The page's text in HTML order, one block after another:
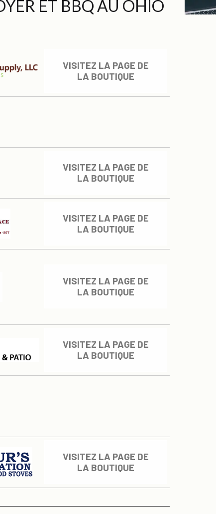
ET BBQ AU OHIO
VISITEZ LA PAGE DE
LA BOUTIQUE
VISITEZ LA PAGE DE
LA BOUTIQUE
VISITEZ LA PAGE DE
LA BOUTIQUE
VISITEZ LA PAGE DE
LA BOUTIQUE
VISITEZ LA PAGE DE
LA BOUTIQUE
VISITEZ LA PAGE DE
LA BOUTIQUE